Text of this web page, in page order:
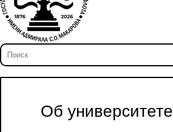
Об университете